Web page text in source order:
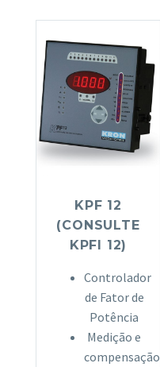
KPF 12
(CONSULTE
KPFI 12)
Controlador
de Fator de
Potência
Medição e
compensação